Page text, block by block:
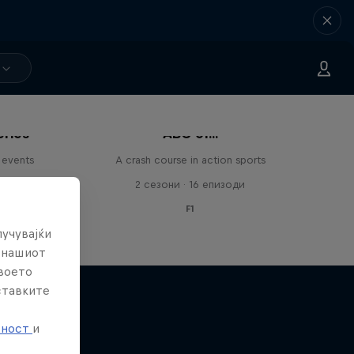
ABC of...
A crash course in action sports
2 сезони · 16 епизоди
F1
нашиот
и